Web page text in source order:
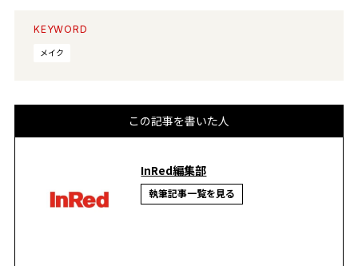
KEYWORD
メイク
この記事を書いた人
InRed編集部
執筆記事一覧を見る